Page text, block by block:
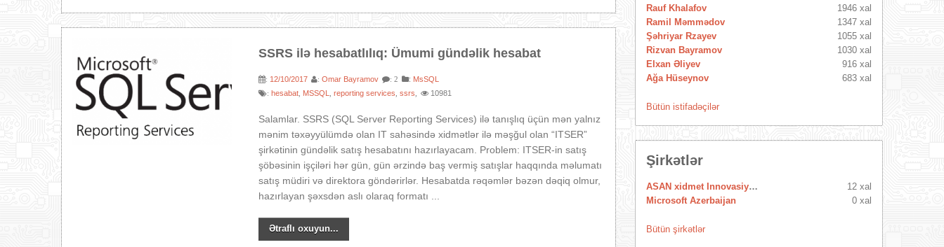
SSRS ilə hesabatlılıq: Ümumi gündəlik hesabat
: 12/10/2017 :Omar Bayramov : 2 : MsSQL
: hesabat MSSQL ,reporting services ,ssrs 10981
Salamlar. SSRS (SQL Server Reporting Services) ilə tanışlıq üçün mən yalnız
mənim təxəyyülümdə olan IT sahəsində xidmətlər ilə məşğul olan “ITSER”
şirkətinin gündəlik satış hesabatını hazırlayacam. Problem: ITSER-in satış
şöbəsinin işçiləri hər gün, gün ərzində baş vermiş satışlar haqqında məlumatı
satış müdiri və direktora göndərirlər. Hesabatda rəqəmlər bəzən dəqiq olmur,
hazırlayan şəxsdən aslı olaraq formatı ...
Ətraflı oxuyun...
Rauf Khalafov
1946 xal
Ramil Məmmədov
1347 xal
Şəhriyar Rzayev
1055 xal
Rizvan Bayramov
1030 xal
Elxan Əliyev
916 xal
Ağa Hüseynov
683 xal
Bütün istifadəçilər
Şirkətlər
ASAN xidmet Innovasiya Mərkəzi
12 xal
Microsoft Azerbaijan
0 xal
Bütün şirkətlər